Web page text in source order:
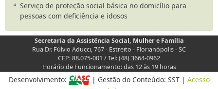
Serviço de proteção social básica no domicílio para
pessoas com deficiência e idosos
Secretaria da Assistência Social, Mulher e Família
Rua Dr. Fúlvio Aducci, 767 - Estreito - Florianópolis - SC
CEP: 88.075-001 / Tel: (48) 3664-0962
Horário de Funcionamento: das 12 às 19 horas
Desenvolvimento: | Gestão do Conteúdo: SST | Acesso